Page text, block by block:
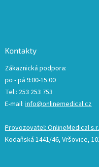
Kontakty
Zákaznická podpora:
po - pá 9:00-15:00
Tel.: 253 253 753
E-mail: info@onlinemedical.cz
Provozovatel: OnlineMedical
Kodaňská 1441/46, Vršovice,